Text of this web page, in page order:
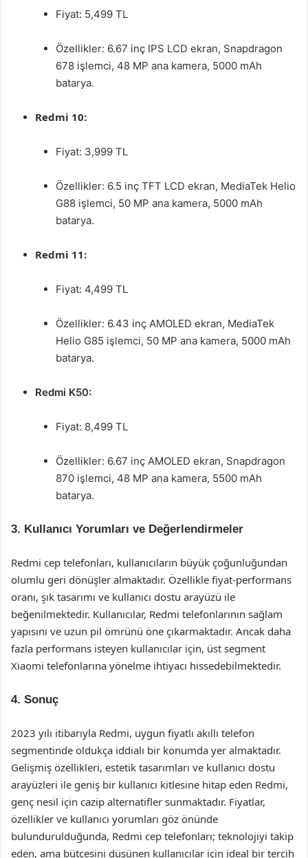
Fiyat: 5,499 TL
Özellikler: 6.67 inç IPS LCD ekran, Snapdragon
678 işlemci, 48 MP ana kamera, 5000 mAh
batarya.
Redmi 10:
Fiyat: 3,999 TL
Özellikler: 6.5 inç TFT LCD ekran, MediaTek Helio
G88 işlemci, 50 MP ana kamera, 5000 mAh
batarya.
Redmi 11:
Fiyat: 4,499 TL
Özellikler: 6.43 inç AMOLED ekran, MediaTek
Helio G85 işlemci, 50 MP ana kamera, 5000 mAh
batarya.
Redmi K50:
Fiyat: 8,499 TL
Özellikler: 6.67 inç AMOLED ekran, Snapdragon
870 işlemci, 48 MP ana kamera, 5500 mAh
batarya.
3. Kullanıcı Yorumları ve Değerlendirmeler
Redmi cep telefonları, kullanıcıların büyük çoğunluğundan
olumlu geri dönüşler almaktadır. Özellikle fiyat-performans
oranı, şık tasarımı ve kullanıcı dostu arayüzü ile
beğenilmektedir. Kullanıcılar, Redmi telefonlarının sağlam
yapısını ve uzun pil ömrünü öne çıkarmaktadır. Ancak daha
fazla performans isteyen kullanıcılar için, üst segment
Xiaomi telefonlarına yönelme ihtiyacı hissedebilmektedir.
4. Sonuç
2023 yılı itibarıyla Redmi, uygun fiyatlı akıllı telefon
segmentinde oldukça iddialı bir konumda yer almaktadır.
Gelişmiş özellikleri, estetik tasarımları ve kullanıcı dostu
arayüzleri ile geniş bir kullanıcı kitlesine hitap eden Redmi,
genç nesil için cazip alternatifler sunmaktadır. Fiyatlar,
özellikler ve kullanıcı yorumları göz önünde
bulundurulduğunda, Redmi cep telefonları; teknolojiyi takip
eden, ama bütçesini düşünen kullanıcılar için ideal bir tercih